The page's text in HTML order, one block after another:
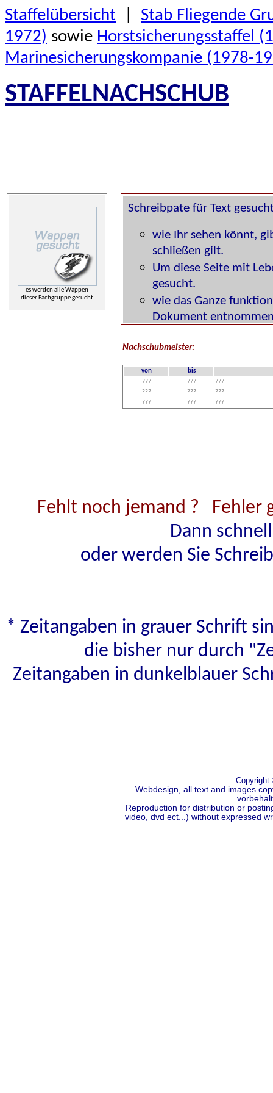
Staffelübersicht
Stab Fliegende
1972) sowie Horstsicherungsstaffel
Marinesicherungskompanie (1978-
STAFFELNACHSCHUB
es werden alle Wappen
dieser Fachgruppe gesucht
Nachschubmeister:
von
bis
???
???
???
???
???
???
???
??? ???
Fehlt noch jemand ?
Fehler
Dann
oder werden Sie
* Zeitangaben in grauer Schrift
die bisher nur durch
Zeitangaben in dunkelblauer